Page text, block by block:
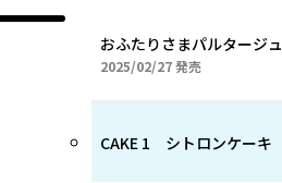
おふたりさまパルタージュ
2025/02/272025年02月27日
発売
CAKE 1 シトロンケーキ